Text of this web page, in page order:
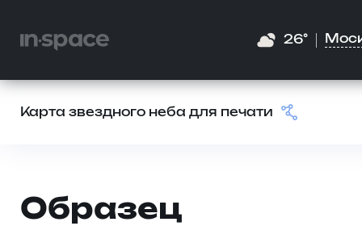
26°
Карта звездного неба для печати
Образец